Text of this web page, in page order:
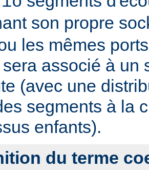
son propre
les mêmes
associé à un
(avec une
segments à la
enfants).
du terme